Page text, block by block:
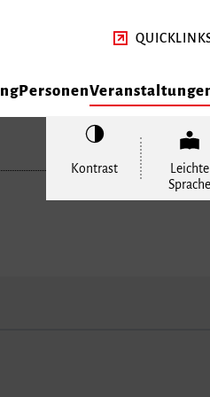
Veranstaltungen
Sprache